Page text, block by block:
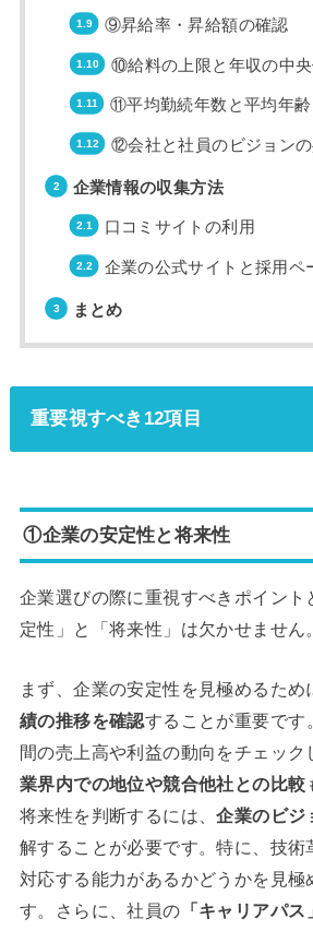
⑨昇給率・昇給額の確認
⑩給料の上限と年収の中央
⑪平均勤続年数と平均年齢
⑫会社と社員のビジョン
企業情報の収集方法
口コミサイトの利用
企業の公式サイトと採用ペ
まとめ
重要視すべき12項目
①企業の安定性と将来性
企業選びの際に重視すべきポイント
定性」と「将来性」は欠かせません。
まず、企業の安定性を見極めるため
績の推移を確認することが重要です
間の売上高や利益の動向をチェック
業界内での地位や競合他社との比較
将来性を判断するには、企業のビジ
解することが必要です。特に、技術
対応する能力があるかどうかを見極
す。さらに、社員の 「キャリアパ